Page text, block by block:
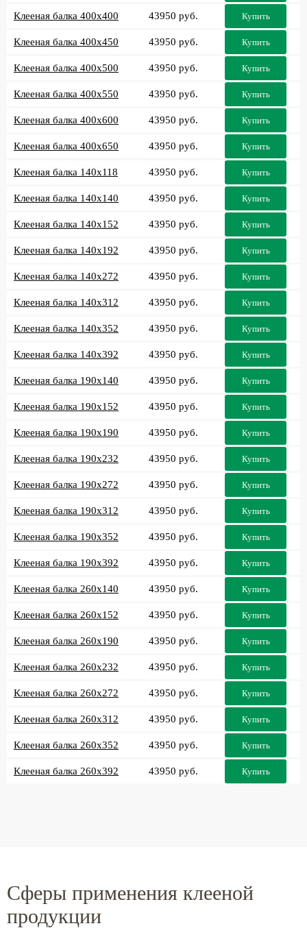
Клееная балка 400x400 43950 руб. Купить
Клееная балка 400x450 43950 руб. Купить
Клееная балка 400x500 43950 руб. Купить
Клееная балка 400x550 43950 руб. Купить
Клееная балка 400x600 43950 руб. Купить
Клееная балка 400x650 43950 руб. Купить
Клееная балка 140x118 43950 руб. Купить
Клееная балка 140x140 43950 руб. Купить
Клееная балка 140x152 43950 руб. Купить
Клееная балка 140x192 43950 руб. Купить
Клееная балка 140x272 43950 руб. Купить
Клееная балка 140x312 43950 руб. Купить
Клееная балка 140x352 43950 руб. Купить
Клееная балка 140x392 43950 руб. Купить
Клееная балка 190x140 43950 руб. Купить
Клееная балка 190x152 43950 руб. Купить
Клееная балка 190x190 43950 руб. Купить
Клееная балка 190x232 43950 руб. Купить
Клееная балка 190x272 43950 руб. Купить
Клееная балка 190x312 43950 руб. Купить
Клееная балка 190x352 43950 руб. Купить
Клееная балка 190x392 43950 руб. Купить
Клееная балка 260x140 43950 руб. Купить
Клееная балка 260x152 43950 руб. Купить
Клееная балка 260x190 43950 руб. Купить
Клееная балка 260x232 43950 руб. Купить
Клееная балка 260x272 43950 руб. Купить
Клееная балка 260x312 43950 руб. Купить
Клееная балка 260x352 43950 руб. Купить
Клееная балка 260x392 43950 руб. Купить
Сферы применения клееной
продукции